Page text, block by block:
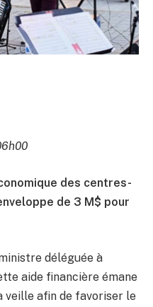
des centres-
de 3 M$ pour
déléguée à
aide financière émane
veille afin de favoriser le